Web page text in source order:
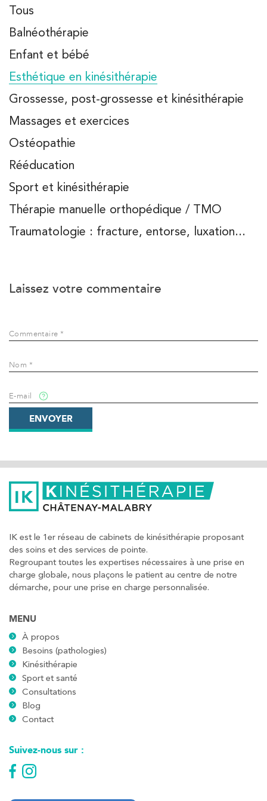
Tous
Balnéothérapie
Enfant et bébé
Esthétique en kinésithérapie
Grossesse, post-grossesse et kinésithérapie
Massages et exercices
Ostéopathie
Rééducation
Sport et kinésithérapie
Thérapie manuelle orthopédique / TMO
Traumatologie : fracture, entorse, luxation...
Laissez votre commentaire
Commentaire *
Nom *
E-mail
ENVOYER
IK est le 1er réseau de cabinets de kinésithérapie proposant
des soins et des services de pointe.
Regroupant toutes les expertises nécessaires à une prise en
charge globale, nous plaçons le patient au centre de notre
démarche, pour une prise en charge personnalisée.
MENU
À propos
Besoins (pathologies)
Kinésithérapie
Sport et santé
Consultations
Blog
Contact
Suivez-nous sur :